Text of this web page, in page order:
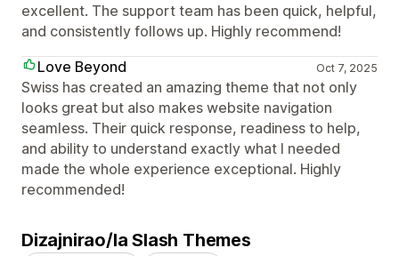
excellent. The support team has been quick, helpful,
and consistently follows up. Highly recommend!
Love Beyond
Oct 7, 2025
Swiss has created an amazing theme that not only
looks great but also makes website navigation
seamless. Their quick response, readiness to help,
and ability to understand exactly what I needed
made the whole experience exceptional. Highly
recommended!
Dizajnirao/la Slash Themes